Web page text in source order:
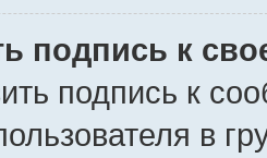
подпись к
подпись к
в